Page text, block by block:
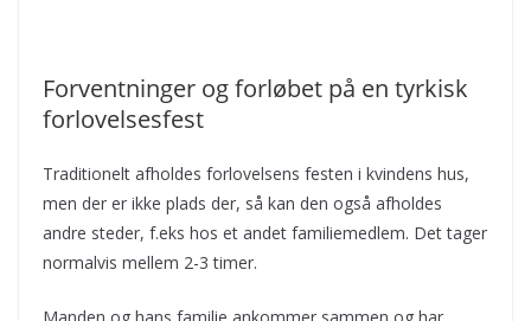
Forventninger og forløbet på en tyrkisk
forlovelsesfest
Traditionelt afholdes forlovelsens festen i kvindens hus,
men der er ikke plads der, så kan den også afholdes
andre steder, f.eks hos et andet familiemedlem. Det tager
normalvis mellem 2-3 timer.